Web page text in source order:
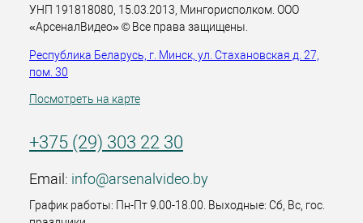
УНП 191818080, 15.03.2013, Мингорисполком. ООО
«АрсеналВидео» © Все права защищены.
Республика Беларусь, г. Минск, ул. Стахановская д. 27,
пом. 30
Посмотреть на карте
+375 (29) 303 22 30
Email: info@arsenalvideo.by
График работы: Пн-Пт 9.00-18.00. Выходные: Сб, Вс, гос.